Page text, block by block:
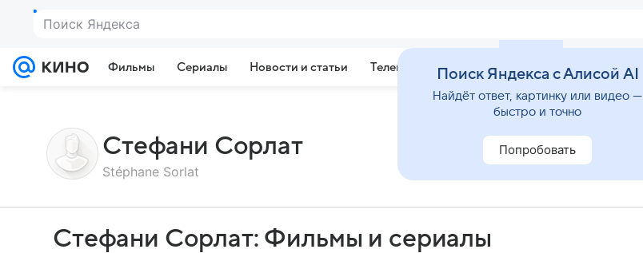
Фильмы Сериалы Новости и статьи Телепрограмма Звезды
Стефани Сорлат
Stéphane Sorlat
Стефани Сорлат: Фильмы и сериалы
Поиск Яндекса с Алисой AI
Найдёт ответ, картинку или видео —
быстро и точно
Попробовать